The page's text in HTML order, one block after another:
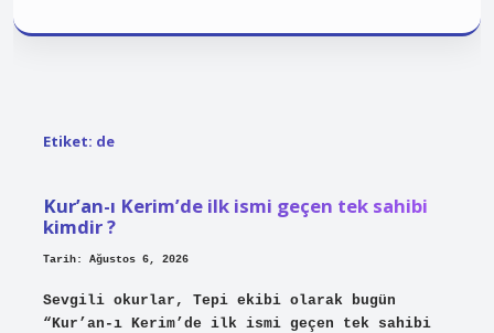
Etiket: de
Kur’an-ı Kerim’de ilk ismi geçen tek sahibi
kimdir ?
Tarih: Ağustos 6, 2026
Sevgili okurlar, Tepi ekibi olarak bugün
“Kur’an-ı Kerim’de ilk ismi geçen tek sahibi